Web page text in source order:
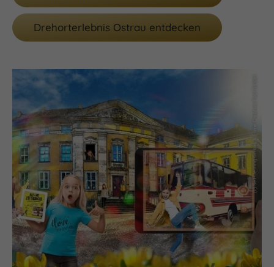
Drehorterlebnis Ostrau entdecken
(c) Set-Jetting GmbH, X Filme Creative Pool GmbH